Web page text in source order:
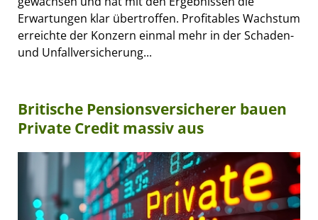
Erwartungen klar übertroffen. Profitables Wachstum
erreichte der Konzern einmal mehr in der Schaden-
und Unfallversicherung...
Britische Pensionsversicherer bauen
Private Credit massiv aus